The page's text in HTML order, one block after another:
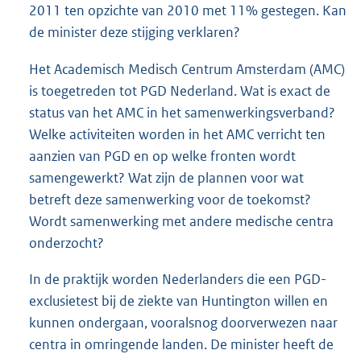
2011 ten opzichte van 2010 met 11% gestegen. Kan
de minister deze stijging verklaren?
Het Academisch Medisch Centrum Amsterdam (AMC)
is toegetreden tot PGD Nederland. Wat is exact de
status van het AMC in het samenwerkingsverband?
Welke activiteiten worden in het AMC verricht ten
aanzien van PGD en op welke fronten wordt
samengewerkt? Wat zijn de plannen voor wat
betreft deze samenwerking voor de toekomst?
Wordt samenwerking met andere medische centra
onderzocht?
In de praktijk worden Nederlanders die een PGD-
exclusietest bij de ziekte van Huntington willen en
kunnen ondergaan, vooralsnog doorverwezen naar
centra in omringende landen. De minister heeft de